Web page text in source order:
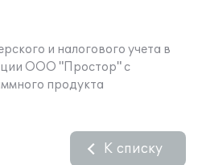
и налогового учета в
ООО "Простор" с
продукта
К списку